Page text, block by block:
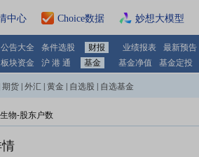
中心 Choice数据 妙想大模型
公告大全 条件选股 财报 业绩报表 最新预告
板块资金 沪 港 通 基金 基金净值 基金定投
期货 外汇 黄金 自选股 自选基金
物-股东户数